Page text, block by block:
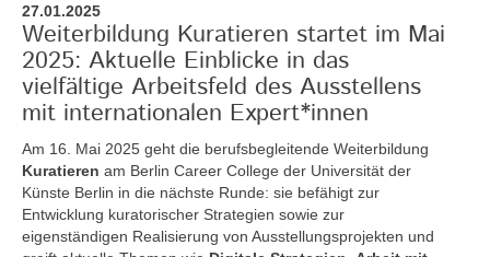
27.01.2025
Weiterbildung Kuratieren startet im Mai
2025: Aktuelle Einblicke in das
vielfältige Arbeitsfeld des Ausstellens
mit internationalen Expert*innen
Am 16. Mai 2025 geht die berufsbegleitende Weiterbildung
Kuratieren am Berlin Career College der Universität der
Künste Berlin in die nächste Runde: sie befähigt zur
Entwicklung kuratorischer Strategien sowie zur
eigenständigen Realisierung von Ausstellungsprojekten und